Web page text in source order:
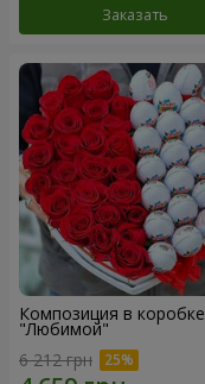
Заказать
Композиция в коробке
"Любимой"
6 212 грн